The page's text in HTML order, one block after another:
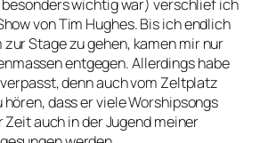
wichtig war) verschlief ich
von Tim Hughes. Bis ich endlich
Stage zu gehen, kamen mir nur
entgegen. Allerdings habe
denn auch vom Zeltplatz
dass er viele Worshipsongs
Zeit auch in der Jugend meiner